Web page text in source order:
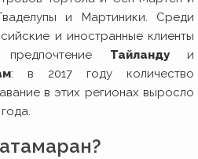
и Мартиники. Среди
и иностранные клиенты
Тайландуи
: в 2017 году количество
в этих регионах выросло